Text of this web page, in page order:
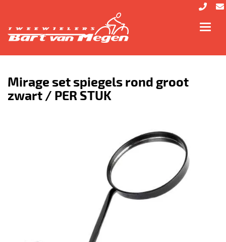
Mirage set spiegels rond groot
zwart / PER STUK